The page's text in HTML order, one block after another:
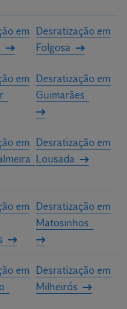
em Desratização em
Folgosa
em Desratização em
Guimarães
em Desratização em
Lousada
em Desratização em
Matosinhos
em Desratização em
Milheirós